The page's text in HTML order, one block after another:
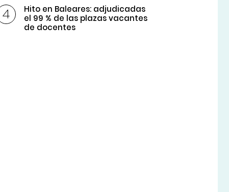
Hito en Baleares: adjudicadas
el 99 % de las plazas vacantes
de docentes